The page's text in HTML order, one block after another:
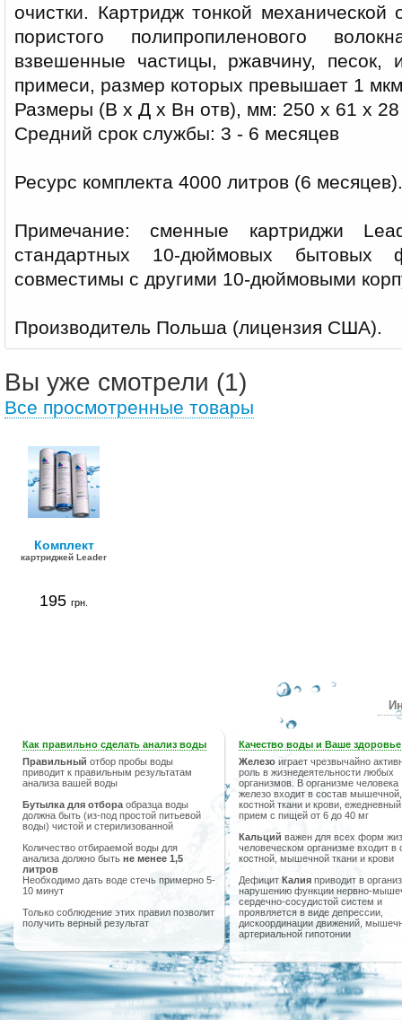
очистки. Картридж тонкой механической
пористого полипропиленового
взвешенные частицы, ржавчину, песок,
примеси, размер которых превышает 1
Размеры (В х Д х Вн отв), мм: 250 х 61 х 28
Средний срок службы: 3 - 6 месяцев
Ресурс комплекта 4000 литров (6 месяцев).
Примечание: сменные картриджи
стандартных 10-дюймовых бытовых
совместимы с другими 10-дюймовыми
Производитель Польша (лицензия США).
Вы уже смотрели (1)
Все просмотренные товары
Комплект
картриджей Leader
195 грн.
Как правильно сделать анализ воды
Правильный отбор пробы воды
приводит к правильным результатам
анализа вашей воды
Бутылка для отбора образца воды
должна быть (из-под простой питьевой
воды) чистой и стерилизованной
Количество отбираемой воды для
анализа должно быть не менее 1,5
литров
Необходимо дать воде стечь примерно 5-
10 минут
Только соблюдение этих правил позволит
получить верный результат
Качество воды и Ваше здоровье
Железо играет чрезвычайно
роль в жизнедеятельности любых
организмов. В организме человека
железо входит в состав мышечной,
костной ткани и крови, ежедневный
прием с пищей от 6 до 40 мг
Кальций важен для всех форм
человеческом организме входит в
костной, мышечной ткани и крови
Дефицит Калия приводит в
нарушению функции нервно-
сердечно-сосудистой систем и
проявляется в виде депрессии,
дискоординации движений,
артериальной гипотонии